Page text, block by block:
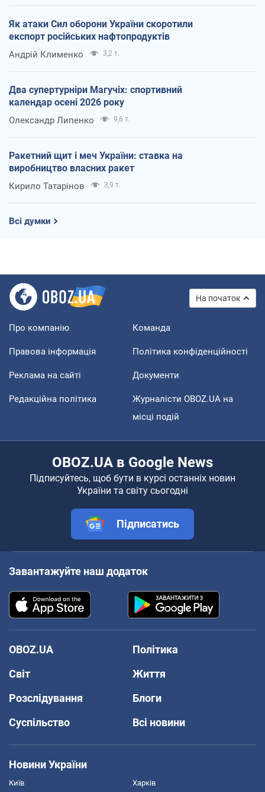
Як атаки Сил оборони України скоротили
експорт російських нафтопродуктів
Андрій Клименко 3,2 т.
Два супертурніри Магучіх: спортивний
календар осені 2026 року
Олександр Липенко 9,6 т.
Ракетний щит і меч України: ставка на
виробництво власних ракет
Кирило Татарінов 3,9 т.
Всі думки
На початок
Про компанію Команда
Правова інформація Політика конфіденційності
Реклама на сайті Документи
Редакційна політика
Журналісти OBOZ.UA на
місці подій
OBOZ.UA в Google News
Підписуйтесь, щоб бути в курсі останніх новин
України та світу сьогодні
Підписатись
Завантажуйте наш додаток
OBOZ.UA
Політика
Світ
Життя
Розслідування
Блоги
Суспільство
Всі новини
Новини України
Київ Харків